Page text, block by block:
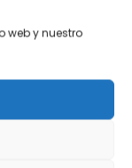
web y nuestro